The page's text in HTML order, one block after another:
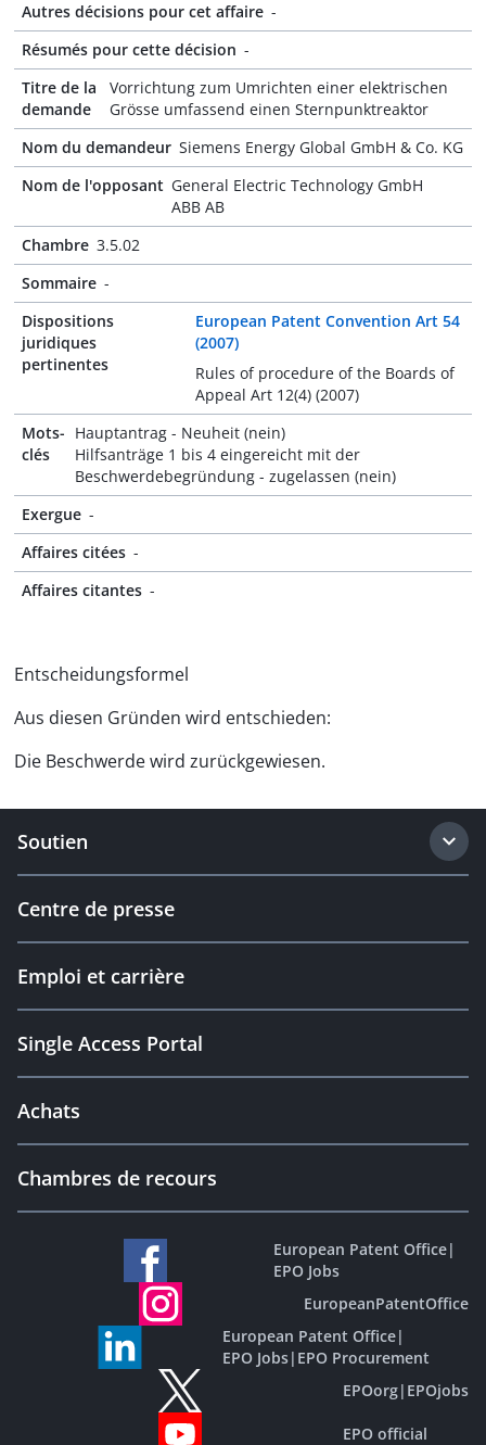
Autres décisions pour cet affaire -
Résumés pour cette décision -
Titre de la
demande
Vorrichtung zum Umrichten einer elektrischen
Grösse umfassend einen Sternpunktreaktor
Nom du demandeur Siemens Energy Global GmbH & Co. KG
Nom de l'opposant General Electric Technology GmbH
ABB AB
Chambre 3.5.02
Sommaire -
Dispositions
juridiques
pertinentes
European Patent Convention Art 54
(2007)
Rules of procedure of the Boards of
Appeal Art 12(4) (2007)
Mots-
clés
Hauptantrag - Neuheit (nein)
Hilfsanträge 1 bis 4 eingereicht mit der
Beschwerdebegründung - zugelassen (nein)
Exergue -
Affaires citées -
Affaires citantes -
Entscheidungsformel
Aus diesen Gründen wird entschieden:
Die Beschwerde wird zurückgewiesen.
Soutien
Centre de presse
Emploi et carrière
Single Access Portal
Achats
Chambres de recours
European Patent Office|
EPO Jobs
EuropeanPatentOffice
European Patent Office|
EPO Jobs| EPO Procurement
EPOorg| EPOjobs
EPO official